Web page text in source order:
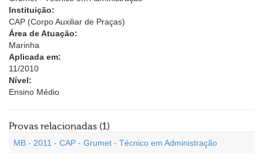
Instituição:
CAP (Corpo Auxiliar de Praças)
Área de Atuação:
Marinha
Aplicada em:
11/2010
Nível:
Ensino Médio
Provas relacionadas (1)
MB - 2011 - CAP - Grumet - Técnico em Administração